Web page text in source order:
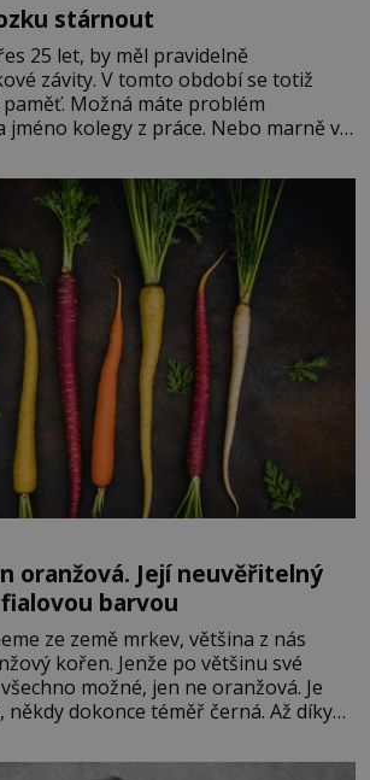
stárnout
25 let, by měl pravidelně
závity. V tomto období se totiž
Možná máte problém
jméno kolegy z práce. Nebo marně v
s věkem jako kdyby se paměť
Cvičte
oranžová. Její neuvěřitelný
barvou
ze země mrkev, většina z nás
kořen. Jenže po většinu své
možné, jen ne oranžová. Je
někdy dokonce téměř černá. Až díky
zahradu ani nedokážeme představit.